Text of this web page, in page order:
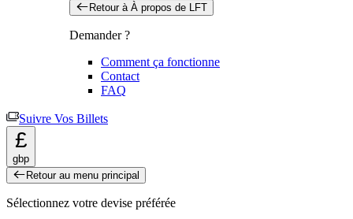
Retour à À propos de LFT
Demander ?
Comment ça fonctionne
Contact
FAQ
Suivre Vos Billets
£
gbp
Retour au menu principal
Sélectionnez votre devise préférée